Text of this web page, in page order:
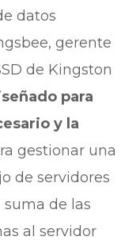
datos
gerente
de Kingston
para
y la
gestionar una
de servidores
de las
al servidor